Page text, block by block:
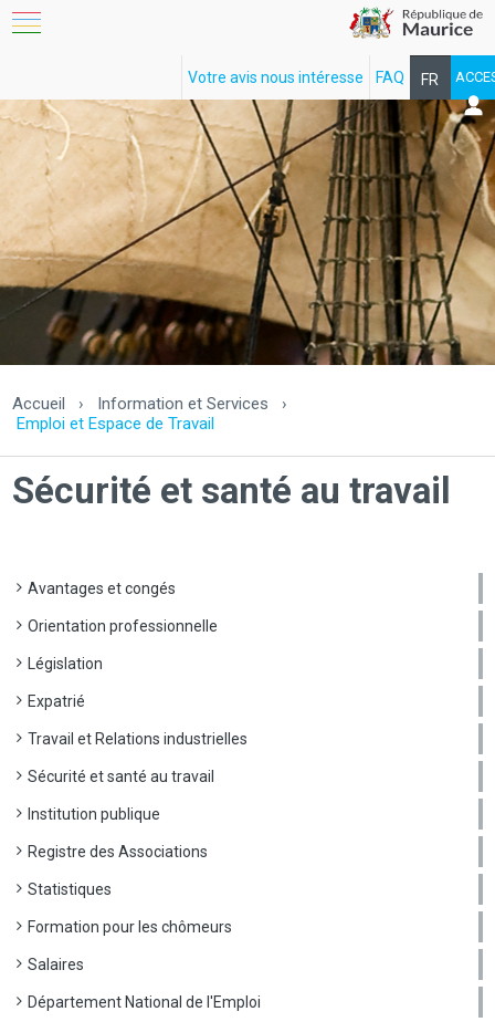
FR
EN
FAQ
Votre avis nous intéresse
Accueil › Information et Services
›
Emploi et Espace de Travail
Sécurité et santé au travail
Avantages et congés
Orientation professionnelle
Législation
Expatrié
Travail et Relations industrielles
Sécurité et santé au travail
Institution publique
Registre des Associations
Statistiques
Formation pour les chômeurs
Salaires
Département National de l'Emploi